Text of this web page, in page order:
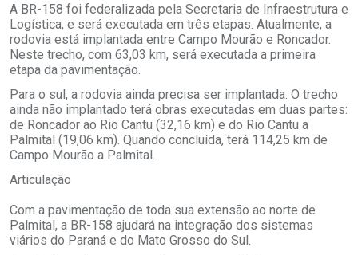
A BR-158 foi federalizada pela Secretaria de Infraestrutura e
Logística, e será executada em três etapas. Atualmente, a
rodovia está implantada entre Campo Mourão e Roncador.
Neste trecho, com 63,03 km, será executada a primeira
etapa da pavimentação.
Para o sul, a rodovia ainda precisa ser implantada. O trecho
ainda não implantado terá obras executadas em duas partes:
de Roncador ao Rio Cantu (32,16 km) e do Rio Cantu a
Palmital (19,06 km). Quando concluída, terá 114,25 km de
Campo Mourão a Palmital.
Articulação
Com a pavimentação de toda sua extensão ao norte de
Palmital, a BR-158 ajudará na integração dos sistemas
viários do Paraná e do Mato Grosso do Sul.